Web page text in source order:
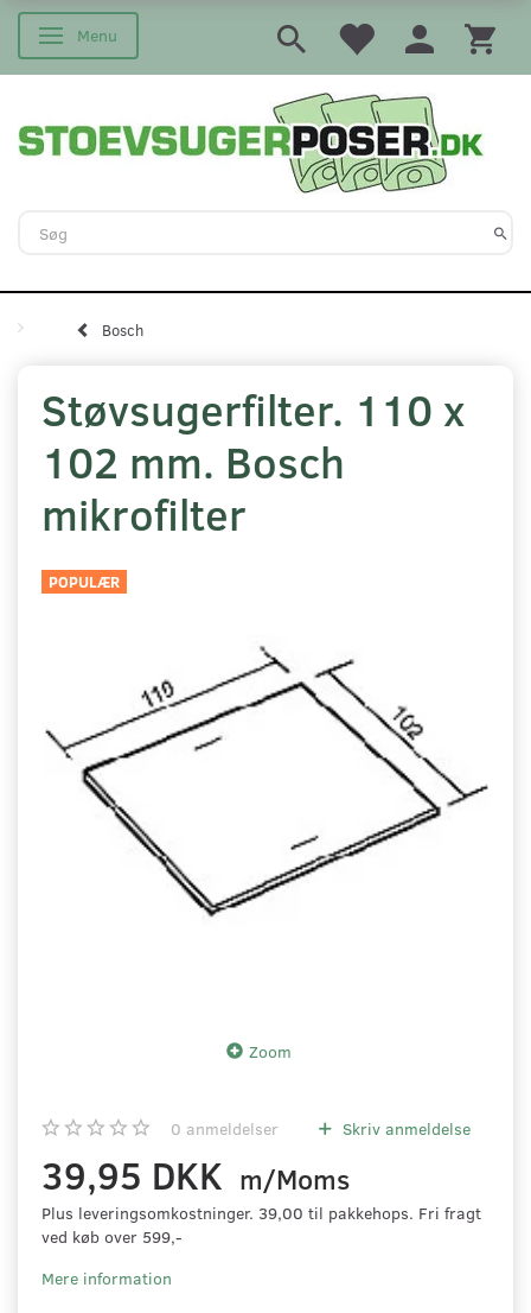
Skifte navigation
Menu
Bosch
Støvsugerfilter. 110 x
102 mm. Bosch
mikrofilter
POPULÆR
Zoom
0 anmeldelser Skriv anmeldelse
39,95 DKK m/Moms
Plus leveringsomkostninger. 39,00 til pakkehops. Fri fragt
ved køb over 599,-
Mere information